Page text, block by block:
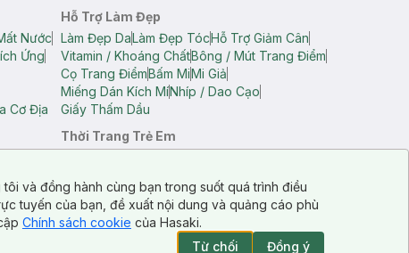
Nước
Ứng
Cơ Địa
Hỗ Trợ Làm Đẹp
Làm Đẹp DaLàm Đẹp TócHỗ Trợ Giảm Cân
Vitamin / Khoáng ChấtBông / Mút Trang Điểm
Cọ Trang ĐiểmBấm MiMi Giả
Miếng Dán Kích MíNhíp / Dao Cạo
Giấy Thấm Dầu
Thời Trang Trẻ Em
và đồng hành cùng bạn trong suốt quá trình điều
tuyến của bạn, đề xuất nội dung và quảng cáo phù
Chính sách cookie của Hasaki.
Từ chối
Đồng ý